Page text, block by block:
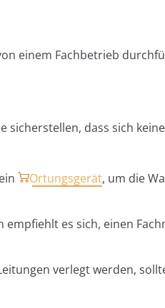
einem Fachbetrieb
sicherstellen, dass sich
Ortungsgerät, um die
empfiehlt es sich, einen
verlegt werden,